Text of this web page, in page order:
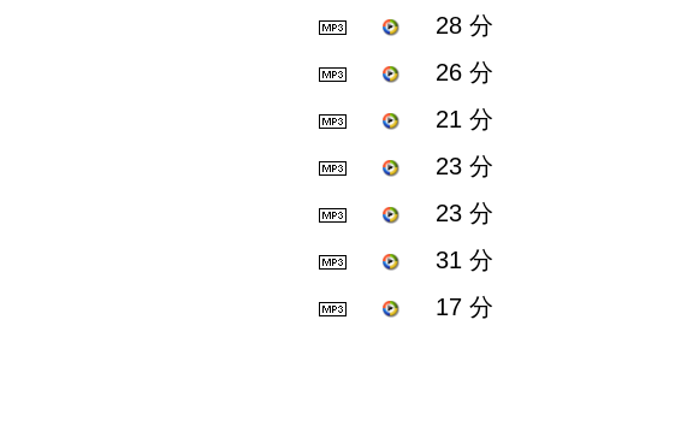
28 分
26 分
21 分
23 分
23 分
31 分
17 分